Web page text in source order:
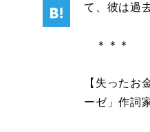
て、彼は過
＊＊＊
【失った
ーゼ」作詞